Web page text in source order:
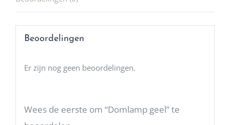
Beoordelingen
Er zijn nog geen beoordelingen.
Wees de eerste om “Domlamp geel” te